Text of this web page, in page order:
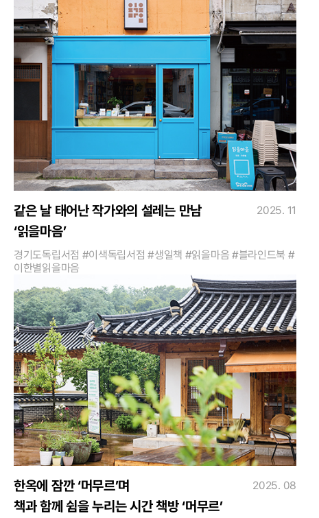
같은 날 태어난 작가와의 설레는 만남
‘읽을마음’
2025. 11
경기도독립서점 #이색독립서점 #생일책 #읽을마음 #블라인드북 #
이한별읽을마음
한옥에 잠깐 ‘머무르’며
책과 함께 쉼을 누리는 시간 책방 ‘머무르’
2025. 08